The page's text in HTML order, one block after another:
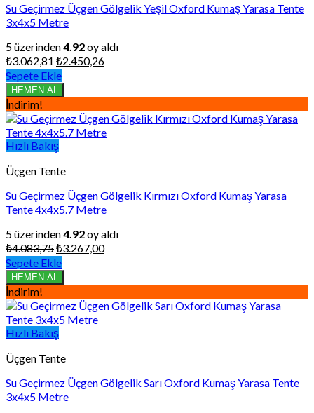
Su Geçirmez Üçgen Gölgelik Yeşil Oxford Kumaş Yarasa Tente
3x4x5 Metre
5 üzerinden4.92oy aldı
₺3.062,81Orijinal
fiyat:
₺3.062,81.
₺2.450,26
₺2.450,26.
Sepete Ekle
HEMEN AL
İndirim!
Hızlı Bakış
Üçgen Tente
Su Geçirmez Üçgen Gölgelik Kırmızı Oxford Kumaş Yarasa
Tente 4x4x5.7 Metre
5 üzerinden4.92oy aldı
₺4.083,75Orijinal
fiyat:
₺4.083,75.
₺3.267,00Şu
₺3.267,00.
Sepete Ekle
HEMEN AL
İndirim!
Hızlı Bakış
Üçgen Tente
Su Geçirmez Üçgen Gölgelik Sarı Oxford Kumaş Yarasa Tente
3x4x5 Metre